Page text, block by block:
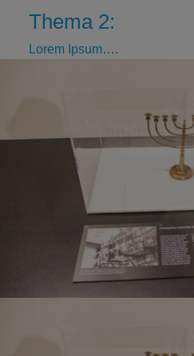
Thema 2:
Lorem Ipsum….